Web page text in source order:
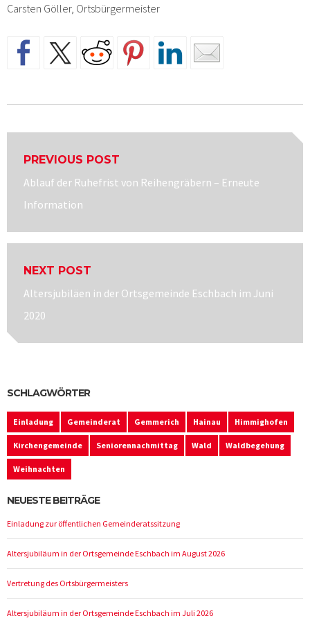
Carsten Göller, Ortsbürgermeister
PREVIOUS POST
Previous
post:
Ablauf der Ruhefrist von Reihengräbern – Erneute
Information
NEXT POST
Next
post:
Altersjubiläen in der Ortsgemeinde Eschbach im Juni
2020
SCHLAGWÖRTER
Einladung Gemeinderat Gemmerich Hainau Himmighofen
Kirchengemeinde Seniorennachmittag Wald Waldbegehung
Weihnachten
NEUESTE BEITRÄGE
Einladung zur öffentlichen Gemeinderatssitzung
Altersjubiläum in der Ortsgemeinde Eschbach im August 2026
Vertretung des Ortsbürgermeisters
Altersjubiläum in der Ortsgemeinde Eschbach im Juli 2026